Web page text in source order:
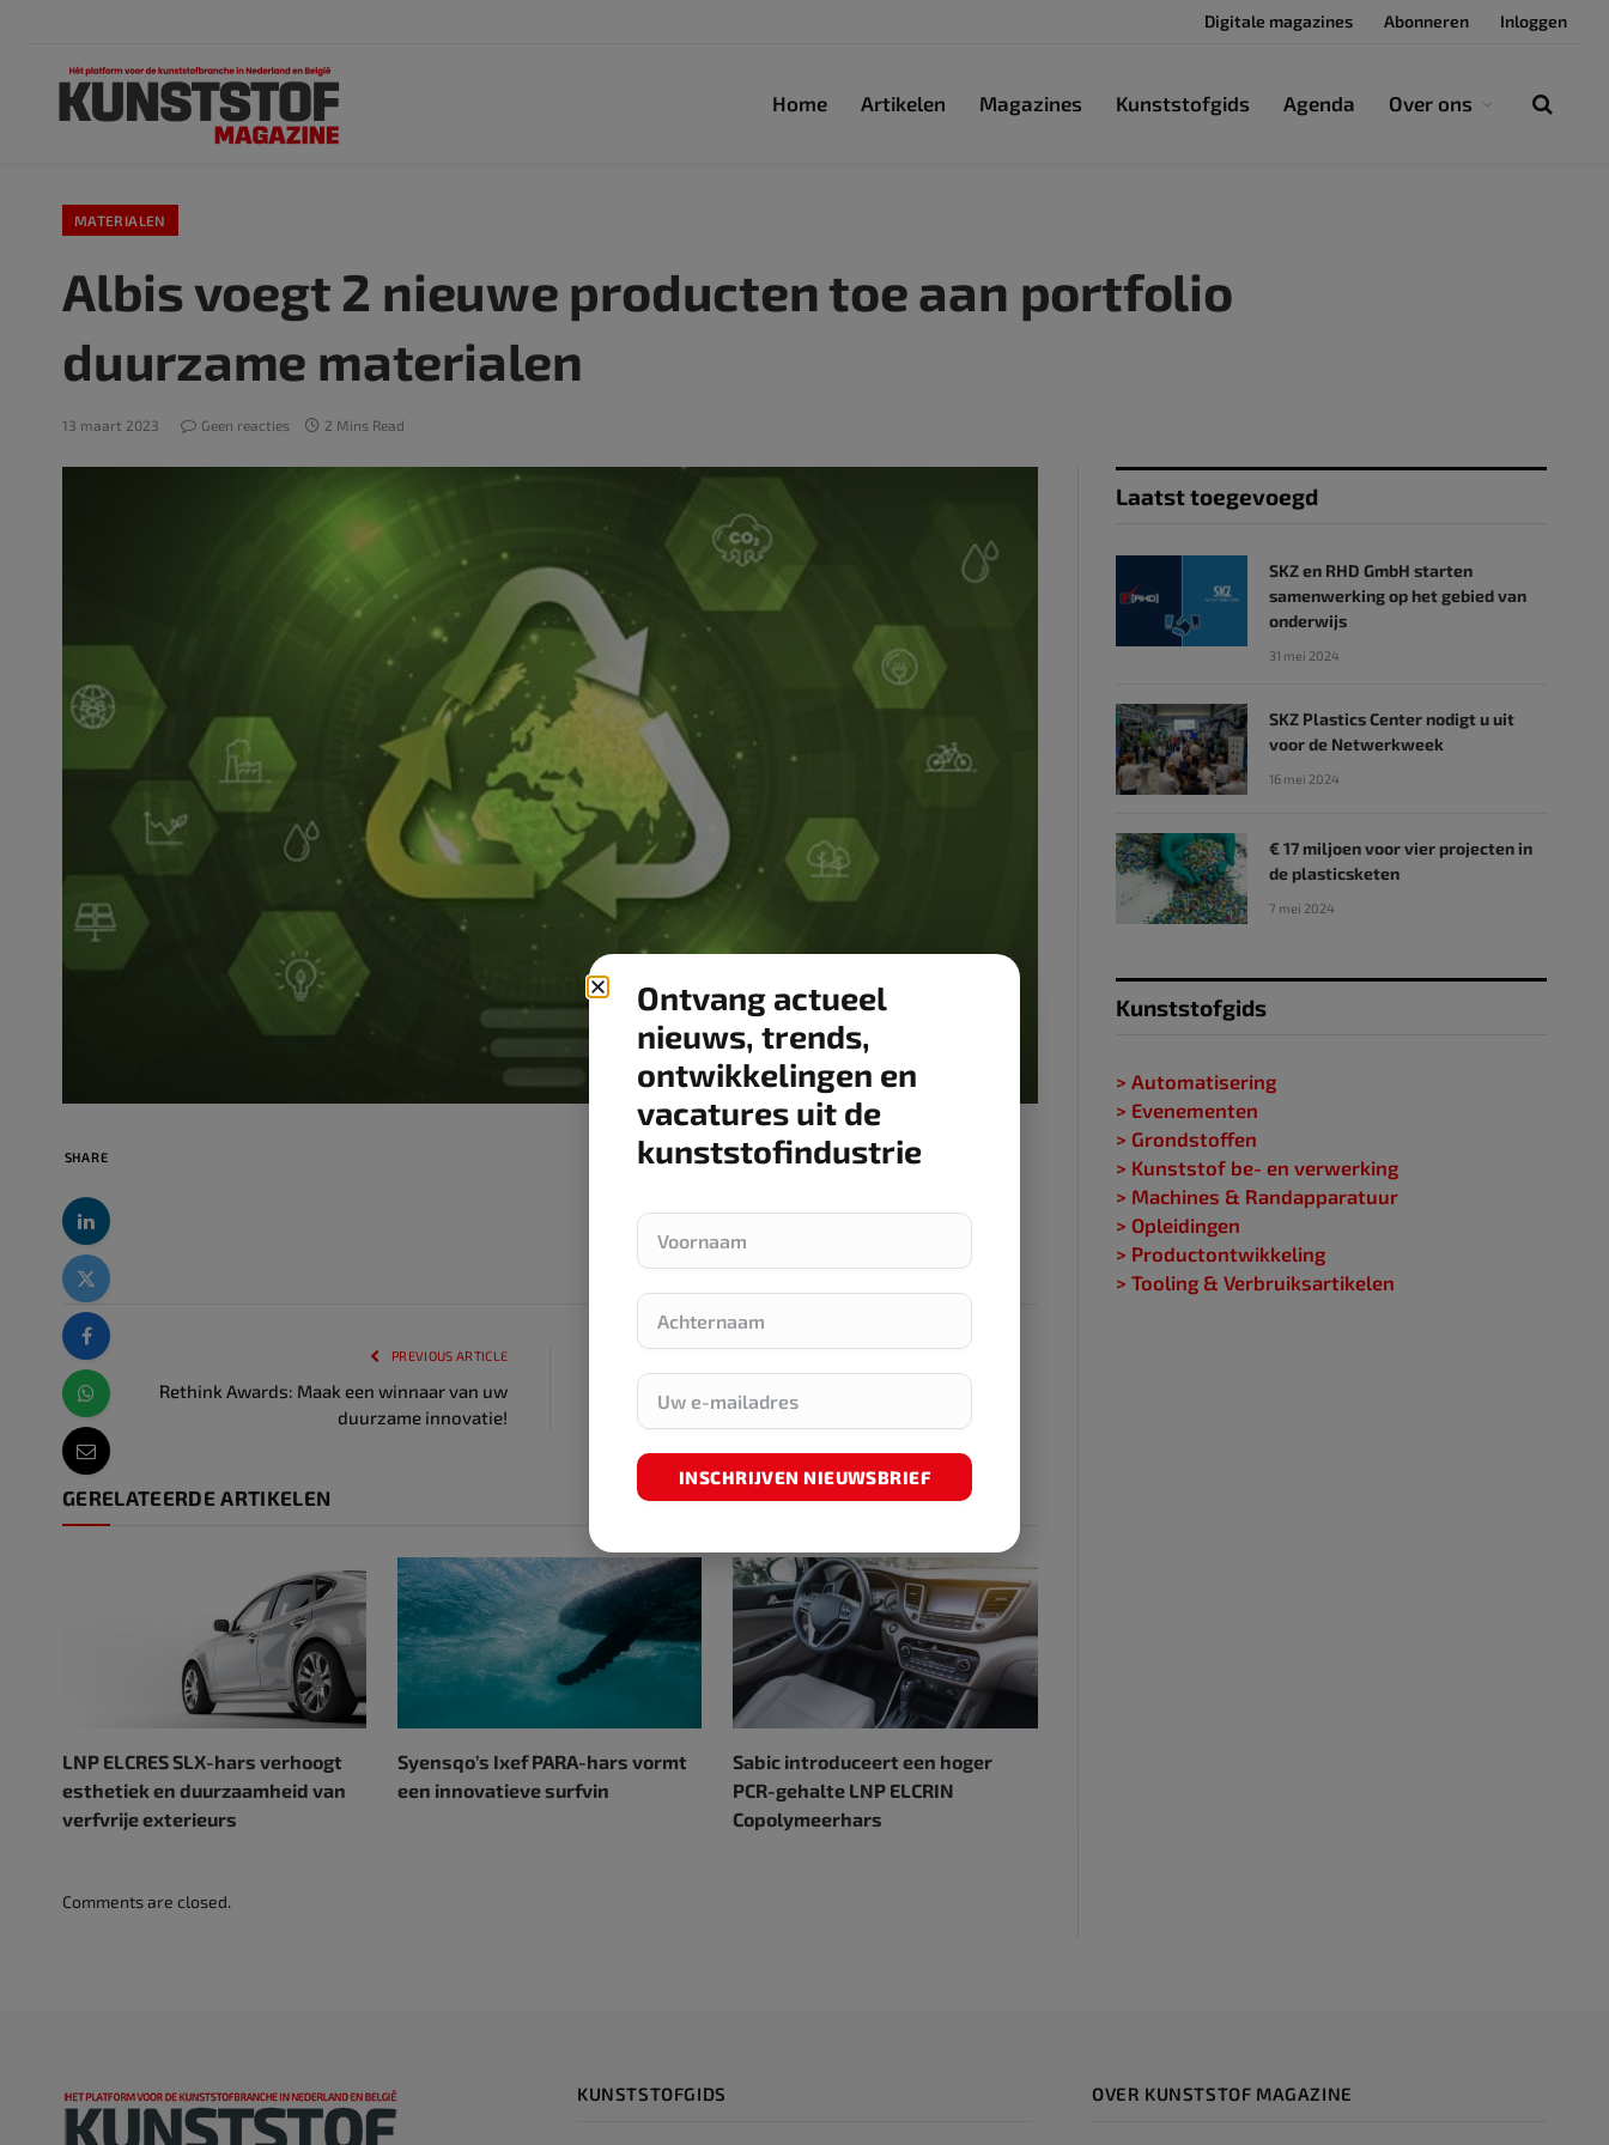
Digitale magazines Abonneren Inloggen
Home Artikelen Magazines Kunststofgids Agenda Over ons
MATERIALEN
Albis voegt 2 nieuwe producten toe aan portfolio
duurzame materialen
13 maart 2023 Geen reacties 2 Mins Read
SHARE
PREVIOUS ARTICLE
Rethink Awards: Maak een winnaar van uw
duurzame innovatie!
Nederlands bedrijfsleven besteedt meer dan ooit
aandacht aan zwerfafval
GERELATEERDE ARTIKELEN
LNP ELCRES SLX-hars verhoogt
esthetiek en duurzaamheid van
verfvrije exterieurs
Syensqo’s Ixef PARA-hars vormt
een innovatieve surfvin
Sabic introduceert een hoger
PCR-gehalte LNP ELCRIN
Copolymeerhars
Comments are closed.
Laatst toegevoegd
SKZ en RHD GmbH starten
samenwerking op het gebied van
onderwijs
31 mei 2024
SKZ Plastics Center nodigt u uit
voor de Netwerkweek
16 mei 2024
€ 17 miljoen voor vier projecten in
de plasticsketen
7 mei 2024
Kunststofgids
> Automatisering
> Evenementen
> Grondstoffen
> Kunststof be- en verwerking
> Machines & Randapparatuur
> Opleidingen
> Productontwikkeling
> Tooling & Verbruiksartikelen
KUNSTSTOFGIDS OVER KUNSTSTOF MAGAZINE
Ontvang actueel
nieuws, trends,
ontwikkelingen en
vacatures uit de
kunststofindustrie
INSCHRIJVEN NIEUWSBRIEF